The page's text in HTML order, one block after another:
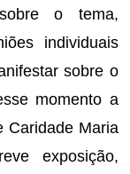
o tema,
individuais
sobre o
momento a
Caridade Maria
exposição,